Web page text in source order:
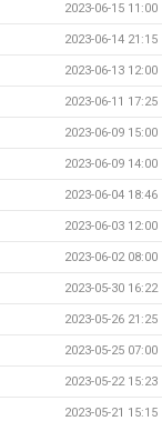
2023-06-15 11:00
2023-06-14 21:15
2023-06-13 12:00
2023-06-11 17:25
2023-06-09 15:00
2023-06-09 14:00
2023-06-04 18:46
2023-06-03 12:00
2023-06-02 08:00
2023-05-30 16:22
2023-05-26 21:25
2023-05-25 07:00
2023-05-22 15:23
2023-05-21 15:15